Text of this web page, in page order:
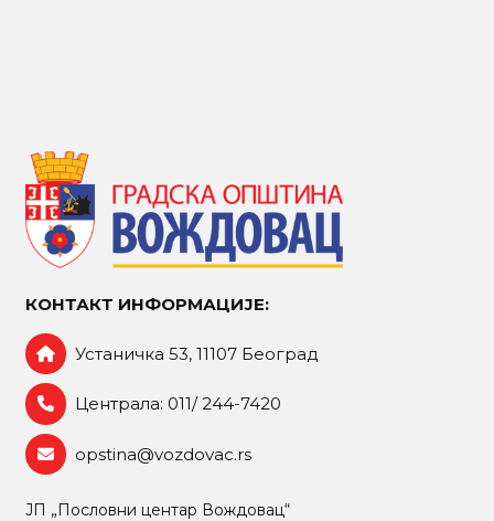
КОНТАКТ ИНФОРМАЦИЈЕ:
Устаничка 53, 11107 Београд
Централа: 011/ 244-7420
opstina@vozdovac.rs
ЈП „Пословни центар Вождовац“